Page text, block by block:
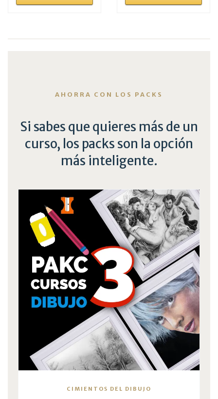
AHORRA CON LOS PACKS
Si sabes que quieres más de un
curso, los packs son la opción
más inteligente.
CIMIENTOS DEL DIBUJO